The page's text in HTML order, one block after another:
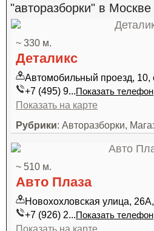
"авторазборки" в Москве
~ 330 м.
Деталикс
Автомобильный проезд, 10,
+7 (495) 9...Показать телефон
Показать на карте
Рубрики: Авторазборки,
~ 510 м.
Авто Плаза
Новохохловская улица,
+7 (926) 2...Показать телефон
Показать на карте